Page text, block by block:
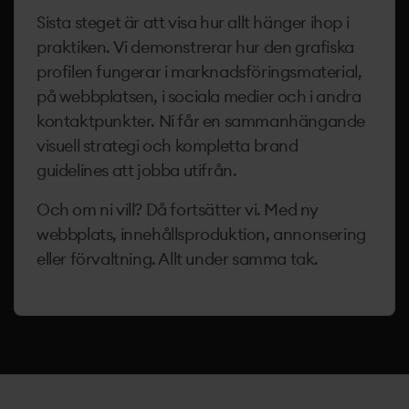
Sista steget är att visa hur allt hänger ihop i
praktiken. Vi demonstrerar hur den grafiska
profilen fungerar i marknadsföringsmaterial,
på webbplatsen, i sociala medier och i andra
kontaktpunkter. Ni får en sammanhängande
visuell strategi och kompletta brand
guidelines att jobba utifrån.
Och om ni vill? Då fortsätter vi. Med ny
webbplats, innehållsproduktion, annonsering
eller förvaltning. Allt under samma tak.